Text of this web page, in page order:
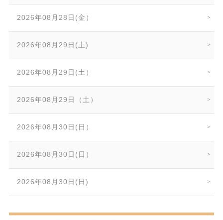
2026年08月28日(金）
2026年08月29日(土)
2026年08月29日(土）
2026年08月29日（土）
2026年08月30日(日）
2026年08月30日(日）
2026年08月30日(日)